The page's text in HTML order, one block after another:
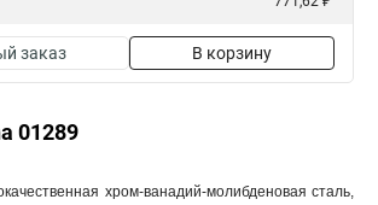
заказ В корзину
01289
хром-ванадий-молибденовая сталь,